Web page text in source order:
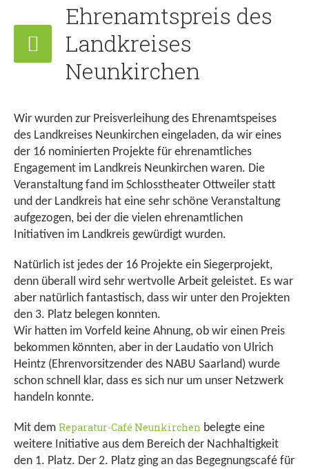
Ehrenamtspreis des
Landkreises
Neunkirchen
Wir wurden zur Preisverleihung des Ehrenamtspeises
des Landkreises Neunkirchen eingeladen, da wir eines
der 16 nominierten Projekte für ehrenamtliches
Engagement im Landkreis Neunkirchen waren. Die
Veranstaltung fand im Schlosstheater Ottweiler statt
und der Landkreis hat eine sehr schöne Veranstaltung
aufgezogen, bei der die vielen ehrenamtlichen
Initiativen im Landkreis gewürdigt wurden.
Natürlich ist jedes der 16 Projekte ein Siegerprojekt,
denn überall wird sehr wertvolle Arbeit geleistet. Es war
aber natürlich fantastisch, dass wir unter den Projekten
den 3. Platz belegen konnten.
Wir hatten im Vorfeld keine Ahnung, ob wir einen Preis
bekommen könnten, aber in der Laudatio von Ulrich
Heintz (Ehrenvorsitzender des NABU Saarland) wurde
schon schnell klar, dass es sich nur um unser Netzwerk
handeln konnte.
Mit dem Reparatur-Café Neunkirchen belegte eine
weitere Initiative aus dem Bereich der Nachhaltigkeit
den 1. Platz. Der 2. Platz ging an das Begegnungscafé für